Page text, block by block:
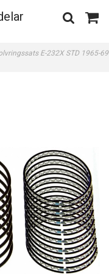
E-232X STD 1965-69